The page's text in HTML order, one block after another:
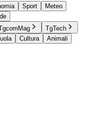
Sport
Meteo
TgTech
Cultura
Animali